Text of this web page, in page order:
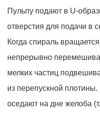
Пульпу подают в U-
отверстия для подачи в
Когда спираль
непрерывно
мелких частиц
из перепускной
оседают на дне желоба